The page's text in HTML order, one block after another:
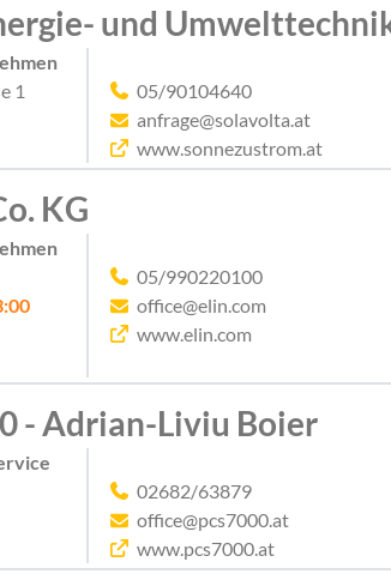
und
1
05/90104640
anfrage@solavolta.at
www.sonnezustrom.at
KG
05/990220100
office@elin.com
www.elin.com
- Adrian-Liviu Boier
02682/63879
office@pcs7000.at
www.pcs7000.at